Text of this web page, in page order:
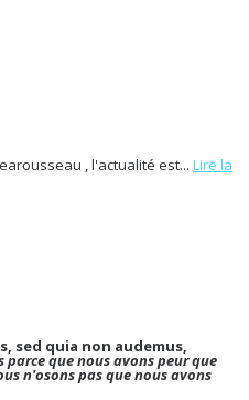
, l'actualité est... Lire la
sed quia non audemus,
parce que nous avons peur que
n'osons pas que nous avons